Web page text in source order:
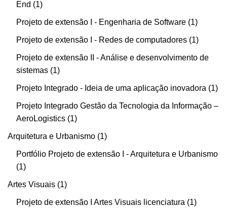
End
1
Projeto de extensão I - Engenharia de Software 1
Projeto de extensão I - Redes de computadores 1
Projeto de extensão II - Análise e desenvolvimento de
sistemas 1
Projeto Integrado - Ideia de uma aplicação inovadora 1
Projeto Integrado Gestão da Tecnologia da Informação –
AeroLogistics 1
Arquitetura e Urbanismo 1
Portfólio Projeto de extensão I - Arquitetura e Urbanismo
1
Artes Visuais 1
Projeto de extensão I Artes Visuais licenciatura 1